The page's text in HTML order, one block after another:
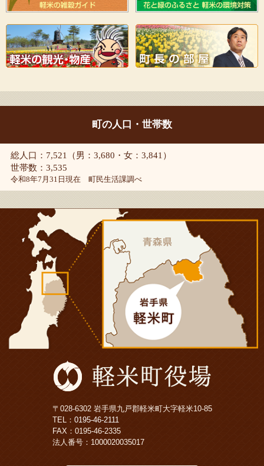
町の人口・世帯数
総人口：7,521（男：3,680・女：3,841）
世帯数：3,535
令和8年7月31日現在 町民生活課調べ
〒028-6302 岩手県九戸郡軽米町大字軽米10-85
TEL： 0195-46-2111
FAX：0195-46-2335
法人番号：1000020035017